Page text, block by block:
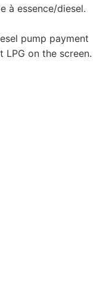
à essence/diesel.
pump payment
LPG on the screen.